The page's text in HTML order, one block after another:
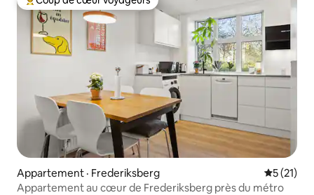
Coup de cœur voyageurs parmi les plus aimés
Appartement · Frederiksberg Note
5 (21)
Appartement au cœur de Frederiksberg près du métro